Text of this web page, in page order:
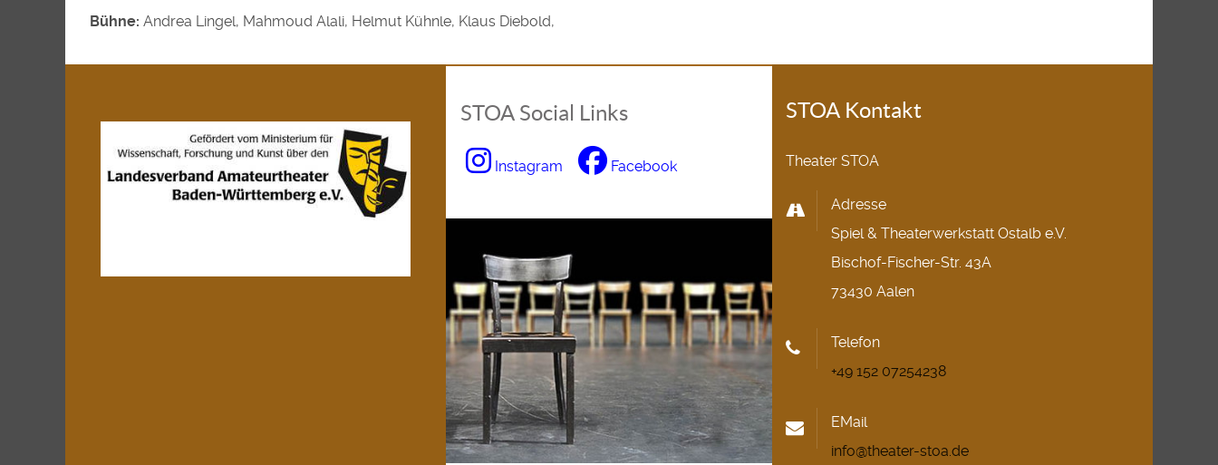
Bühne: Andrea Lingel, Mahmoud Alali, Helmut Kühnle, Klaus Diebold,
STOA Social Links
Instagram Facebook
STOA Kontakt
Theater STOA
Adresse
Spiel & Theaterwerkstatt Ostalb e.V.
Bischof-Fischer-Str. 43A
73430 Aalen
Telefon
+49 152 07254238
EMail
info@theater-stoa.de